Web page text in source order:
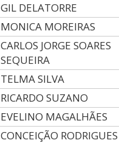
GIL DELATORRE
MONICA MOREIRAS
CARLOS JORGE SOARES
SEQUEIRA
TELMA SILVA
RICARDO SUZANO
EVELINO MAGALHÃES
CONCEIÇÃO RODRIGUES